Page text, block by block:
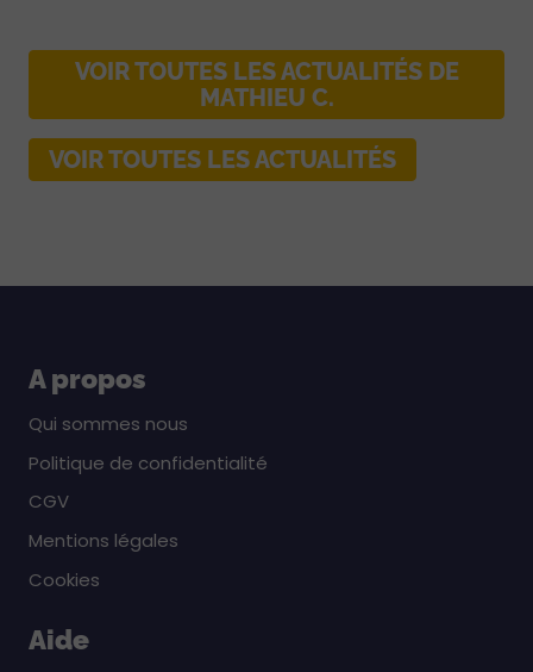
VOIR TOUTES LES ACTUALITÉS DE
MATHIEU C.
VOIR TOUTES LES ACTUALITÉS
A propos
Qui sommes nous
Politique de confidentialité
CGV
Mentions légales
Cookies
Aide